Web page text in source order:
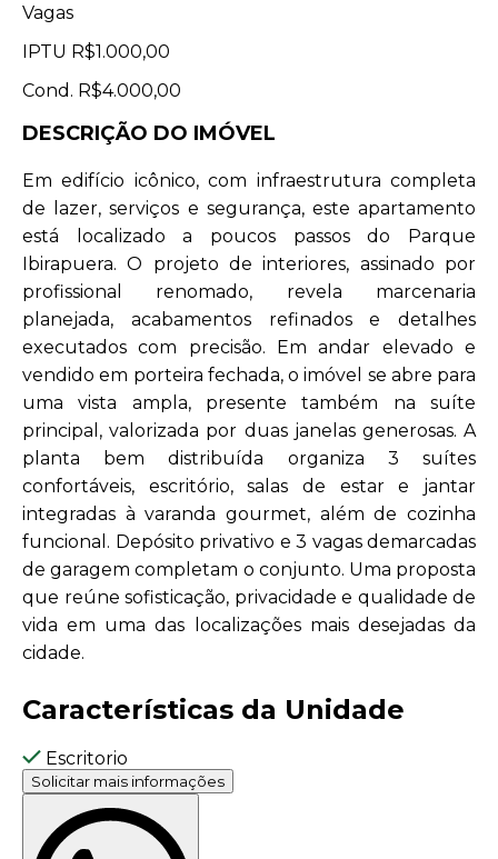
Vagas
IPTU R$1.000,00
Cond. R$4.000,00
DESCRIÇÃO DO IMÓVEL
Em edifício icônico, com infraestrutura completa
de lazer, serviços e segurança, este apartamento
está localizado a poucos passos do Parque
Ibirapuera. O projeto de interiores, assinado por
profissional renomado, revela marcenaria
planejada, acabamentos refinados e detalhes
executados com precisão. Em andar elevado e
vendido em porteira fechada, o imóvel se abre para
uma vista ampla, presente também na suíte
principal, valorizada por duas janelas generosas. A
planta bem distribuída organiza 3 suítes
confortáveis, escritório, salas de estar e jantar
integradas à varanda gourmet, além de cozinha
funcional. Depósito privativo e 3 vagas demarcadas
de garagem completam o conjunto. Uma proposta
que reúne sofisticação, privacidade e qualidade de
vida em uma das localizações mais desejadas da
cidade.
Características da Unidade
Escritorio
Solicitar mais informações